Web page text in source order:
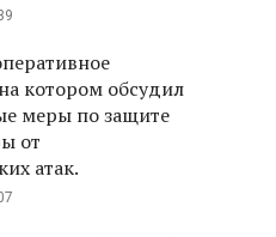
котором обсудил
меры по защите
от
атак.